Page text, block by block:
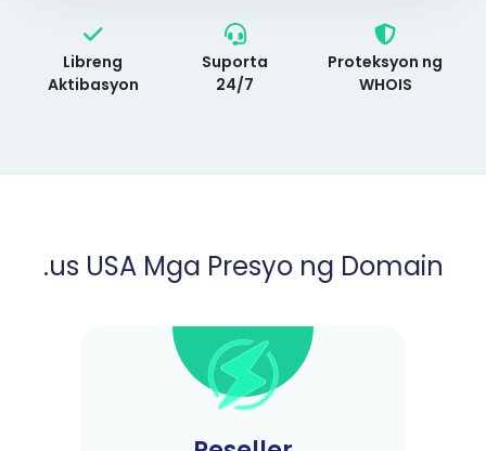
Libreng
Aktibasyon
Suporta
24/7
Proteksyon ng
WHOIS
.us USA Mga Presyo ng Domain